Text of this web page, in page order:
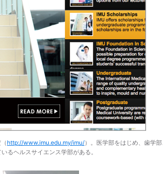
http://www.imu.edu.my/imu/）。医学部をはじめ、歯学
るヘルスサイエンス学部がある。